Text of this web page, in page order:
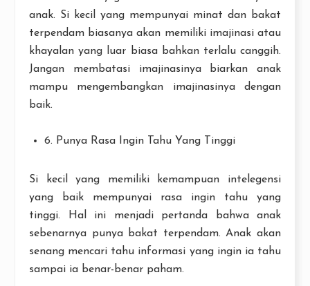
anak. Si kecil yang mempunyai minat dan bakat
terpendam biasanya akan memiliki imajinasi atau
khayalan yang luar biasa bahkan terlalu canggih.
Jangan membatasi imajinasinya biarkan anak
mampu mengembangkan imajinasinya dengan
baik.
6. Punya Rasa Ingin Tahu Yang Tinggi
Si kecil yang memiliki kemampuan intelegensi
yang baik mempunyai rasa ingin tahu yang
tinggi. Hal ini menjadi pertanda bahwa anak
sebenarnya punya bakat terpendam. Anak akan
senang mencari tahu informasi yang ingin ia tahu
sampai ia benar-benar paham.